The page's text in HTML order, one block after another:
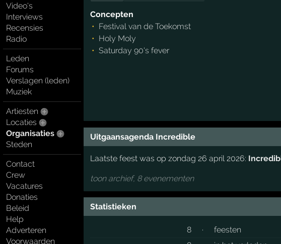
Video's
Interviews
Recensies
Radio
Leden
Forums
Verslagen (leden)
Muziek
Artiesten
Locaties
Organisaties
Steden
Contact
Crew
Vacatures
Donaties
Beleid
Help
Adverteren
Voorwaarden
Concepten
Festival van de Toekomst
Holy Moly
Saturday 90's fever
Uitgaansagenda Incredible
Laatste feest was op zondag 26 april 2026:
toon archief, 8 evenementen
Statistieken
8 ·
feesten